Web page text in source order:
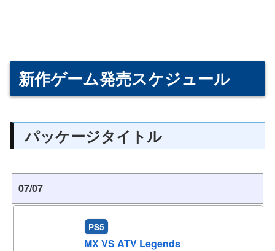
新作ゲーム発売スケジュール
パッケージタイトル
07/07
PS5
MX VS ATV Legends